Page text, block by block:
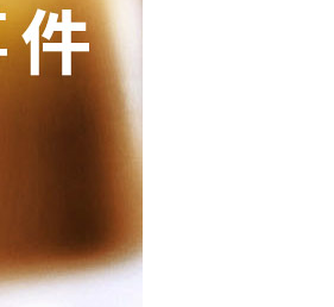
保险杠料架
消声器料架
车
料架
行业